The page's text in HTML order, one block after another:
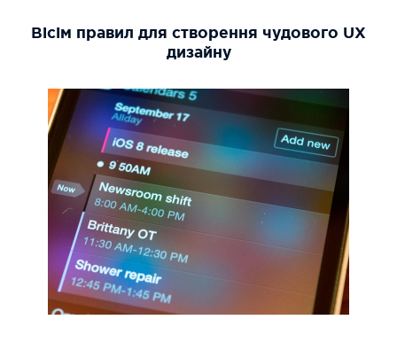
Вісім правил для створення чудового UX
дизайну